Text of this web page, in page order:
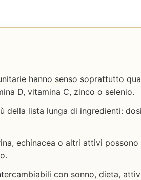
hanno senso soprattutto
D, vitamina C, zinco o selenio.
della lista lunga di ingredienti:
echinacea o altri attivi
con sonno, dieta,